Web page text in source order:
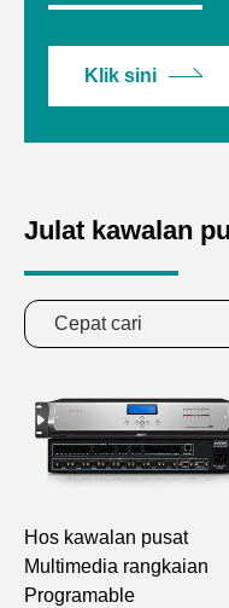
Klik sini
Julat kawalan
Cepat cari
Hos kawalan pusat
Multimedia rangkaian
Programable